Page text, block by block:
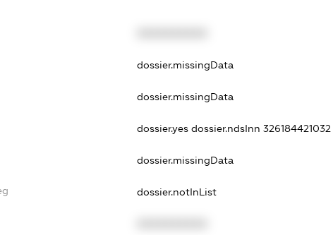
dossier.missingData
dossier.missingData
dossier.yes dossier.ndsInn 326184421032
dossier.missingData
dossier.notInList